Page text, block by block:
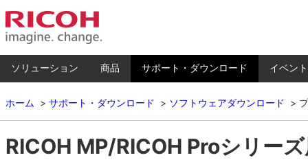
ソリューション 商品 サポート・ダウンロード イベン
ホーム サポート・ダウンロード ソフトウェアダウンロード
RICOH MP/RICOH Proシリー